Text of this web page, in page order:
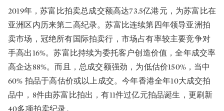
2019年，苏富比拍卖总成交额高达73.5亿港元，为苏富比在
亚洲区内历来第二高纪录。苏富比连续第四年领导亚洲拍
卖市场，冠绝所有国际拍卖行，市场占有率较主要竞争对
手高出16%。苏富比持续为委托客户创造价值，全年成交率
高企达88%。而且，总成交额强劲，为低估价150%，当中
60% 拍品于高估价或以上成交。今年香港全年10大成交拍
品中，8件由苏富比拍出，有11件过亿元拍品诞生，更刷新
40多项拍卖纪录。